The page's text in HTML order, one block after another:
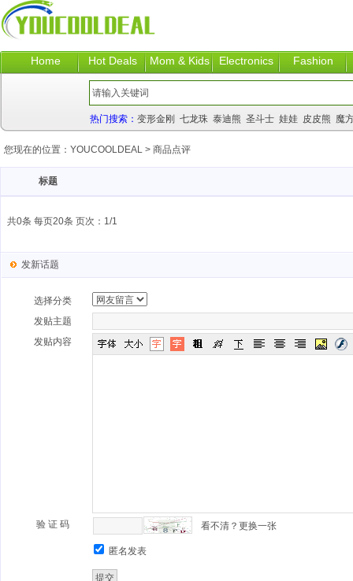
Home Hot Deals Mom & Kids Electronics Fashion
热门搜索： 变形金刚 七龙珠 泰迪熊 圣斗士 娃娃 皮皮熊 魔
您现在的位置： YOUCOOLDEAL > 商品点评
标题
共0条 每页20条 页次：1/1
发新话题
选择分类
发贴主题
发贴内容
验 证 码 看不清？更换一张
匿名发表